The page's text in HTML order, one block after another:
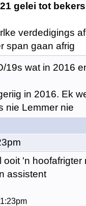
gelei tot
verdedigings
span gaan afrig
19s wat in 2016
in 2016. Ek
nie Lemmer nie
'n hoofafrigter
assistent